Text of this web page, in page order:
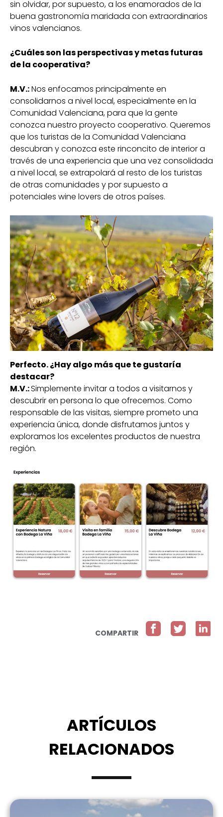
sin olvidar, por supuesto, a los enamorados de la
buena gastronomía maridada con extraordinarios
vinos valencianos.
¿Cuáles son las perspectivas y metas futuras
de la cooperativa?
M.V.:Nos enfocamos principalmente en
consolidarnos a nivel local, especialmente en la
Comunidad Valenciana, para que la gente
conozca nuestro proyecto cooperativo. Queremos
que los turistas de la Comunidad Valenciana
descubran y conozca este rinconcito de interior a
través de una experiencia que una vez consolidada
a nivel local, se extrapolará al resto de los turistas
de otras comunidades y por supuesto a
potenciales wine lovers de otros países.
Perfecto. ¿Hay algo más que te gustaría
destacar?
M.V.:Simplemente invitar a todos a visitarnos y
descubrir en persona lo que ofrecemos. Como
responsable de las visitas, siempre prometo una
experiencia única, donde disfrutamos juntos y
exploramos los excelentes productos de nuestra
región.
COMPARTIR
ARTÍCULOS
RELACIONADOS